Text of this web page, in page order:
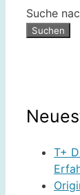
Suche
T+